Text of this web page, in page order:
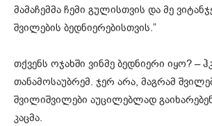
მამაჩემმა ჩემი გულისთვის და მე
შვილების ბედნიერებისთვის.”
თქვენს ოჯახში ვინმე ბედნიერი იყო? –
თანამოსაუბრემ. ჯერ არა, მაგრამ
შვილიშვილები აუცილებლად
კაცმა.